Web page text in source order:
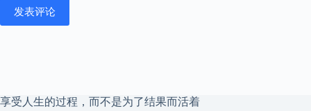
发表评论
享受人生的过程，而不是为了结果而活着